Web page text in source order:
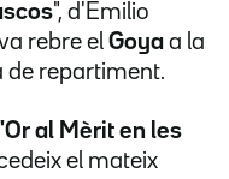
", d'Emilio
rebre el Goya a la
de repartiment.
al Mèrit en les
el mateix